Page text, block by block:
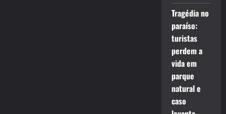
Tragédia no
paraíso:
turistas
perdem a
vida em
parque
natural e
caso